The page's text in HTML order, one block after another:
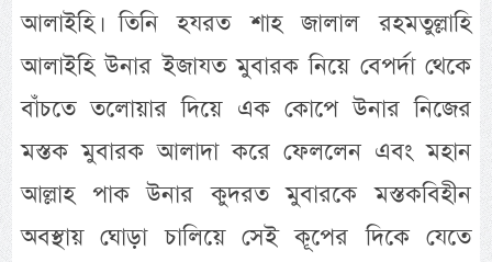
আলাইহি। তিনি হযরত শাহ জালাল রহমতুল্লাহি
আলাইহি উনার ইজাযত মুবারক নিয়ে বেপর্দা থেকে
বাঁচতে তলোয়ার দিয়ে এক কোপে উনার নিজের
মস্তক মুবারক আলাদা করে ফেললেন এবং মহান
আল্লাহ পাক উনার কুদরত মুবারকে মস্তকবিহীন
অবস্থায় ঘোড়া চালিয়ে সেই কূপের দিকে যেতে